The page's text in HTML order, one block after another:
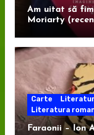
Am uitat să
Moriarty
Carte
Literatura
Faraonii – Ion